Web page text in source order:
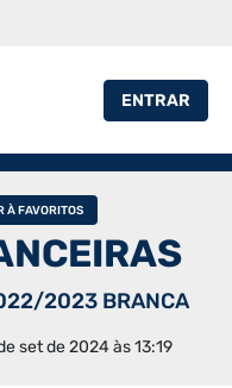
ENTRAR
À FAVORITOS
2023 BRANCA
set de 2024 às 13:19